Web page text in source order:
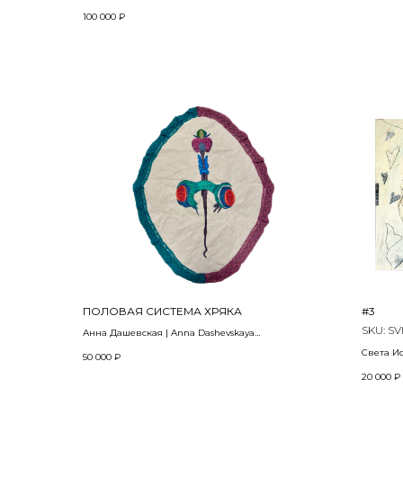
100 000 ₽
ПОЛОВАЯ СИСТЕМА ХРЯКА
Анна Дашевская | Anna Dashevskaya
50 000 ₽
#3
SKU:
Света
series
20 000 ₽